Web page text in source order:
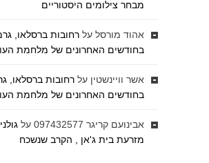
מבחר צילומים היסטוריים
אהוד מורסל על רחובות ברסלאו,
בחודשים האחרונים של מלחמת
אשר וויינשטין על רחובות ברסלאו,
בחודשים האחרונים של מלחמת
אבינועם קריגר 097432577 על
מזרעת בית ג'אן , הקרב שנשכח